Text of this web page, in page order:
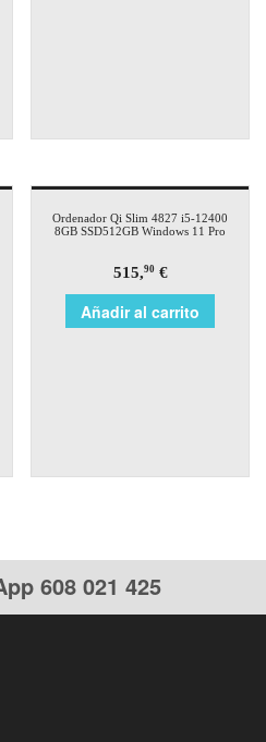
Ordenador Qi Slim 4827 i5-12400
8GB SSD512GB Windows 11 Pro
515,90€
Añadir al carrito
608 021 425